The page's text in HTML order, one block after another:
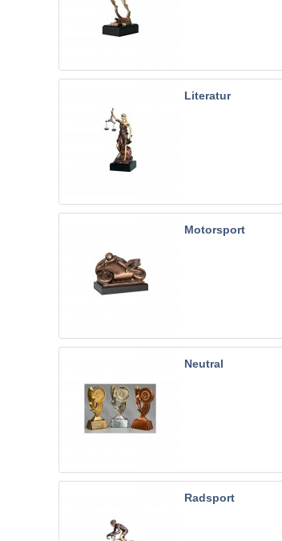
Literatur
Motorsport
Neutral
Radsport